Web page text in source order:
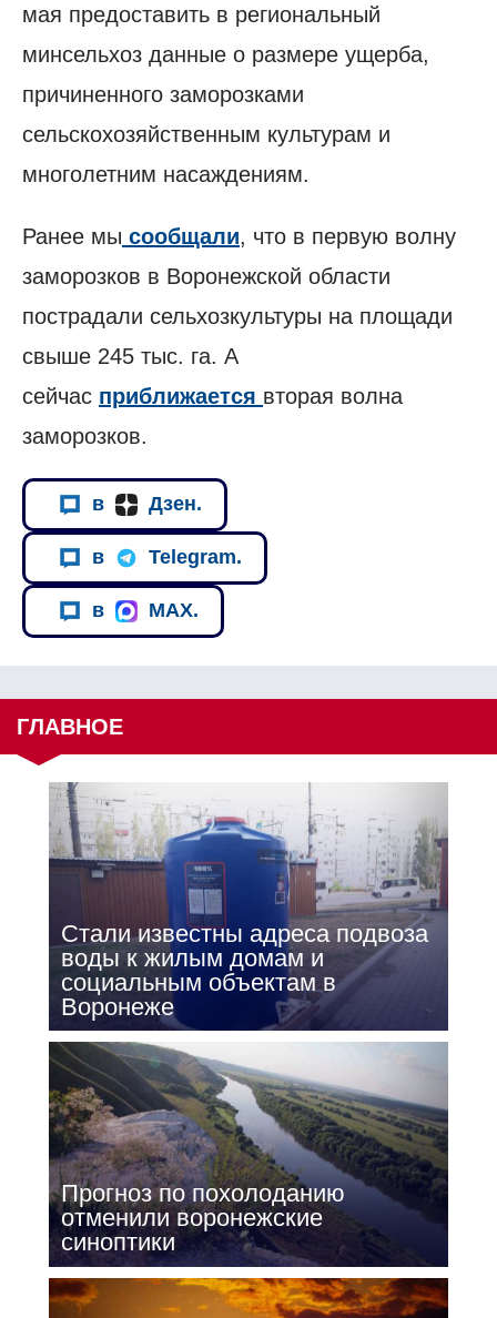
мая предоставить в региональный
минсельхоз данные о размере ущерба,
причиненного заморозками
сельскохозяйственным культурам и
многолетним насаждениям.
Ранее мы сообщали, что в первую волну
заморозков в Воронежской области
пострадали сельхозкультуры на площади
свыше 245 тыс. га. А
сейчас приближается вторая волна
заморозков.
в Дзен.
в Telegram.
в MAX.
ГЛАВНОЕ
Стали известны адреса подвоза
воды к жилым домам и
социальным объектам в
Воронеже
Прогноз по похолоданию
отменили воронежские
синоптики